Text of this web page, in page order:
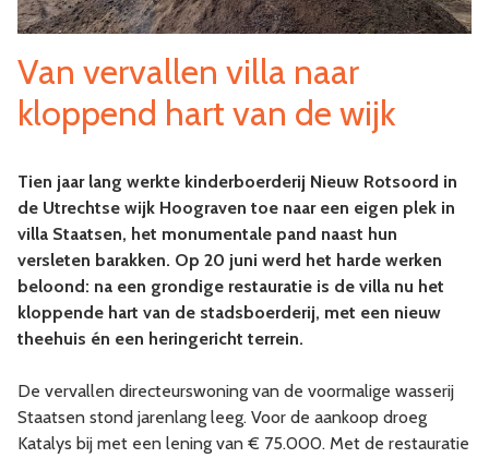
Van vervallen villa naar
kloppend hart van de wijk
Tien jaar lang werkte kinderboerderij Nieuw Rotsoord in
de Utrechtse wijk Hoograven toe naar een eigen plek in
villa Staatsen, het monumentale pand naast hun
versleten barakken. Op 20 juni werd het harde werken
beloond: na een grondige restauratie is de villa nu het
kloppende hart van de stadsboerderij, met een nieuw
theehuis én een heringericht terrein.
De vervallen directeurswoning van de voormalige wasserij
Staatsen stond jarenlang leeg. Voor de aankoop droeg
Katalys bij met een lening van € 75.000. Met de restauratie